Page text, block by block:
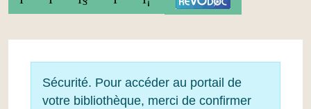
Sécurité. Pour accéder au portail de
votre bibliothèque, merci de confirmer